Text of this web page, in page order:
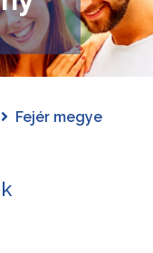
Fejér megye